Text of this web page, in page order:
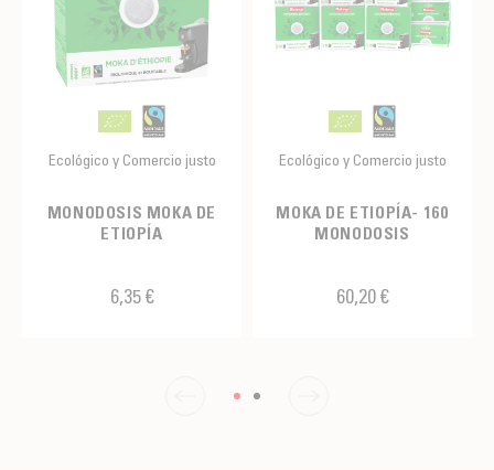
Ecológico y Comercio justo
MONODOSIS MOKA DE
ETIOPÍA
6,35 €
Ecológico y Comercio justo
MOKA DE ETIOPÍA- 160
MONODOSIS
60,20 €